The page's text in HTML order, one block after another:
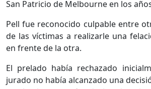
San Patricio de Melbourne en los
Pell fue reconocido culpable entre
de las víctimas a realizarle una
en frente de la otra.
El prelado había rechazado
jurado no había alcanzado una